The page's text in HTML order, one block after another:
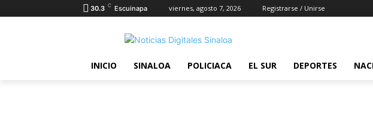
30.3 C Escuinapa viernes, agosto 7, 2026 Registrarse / Unirse
INICIO SINALOA POLICIACA EL SUR DEPORTES